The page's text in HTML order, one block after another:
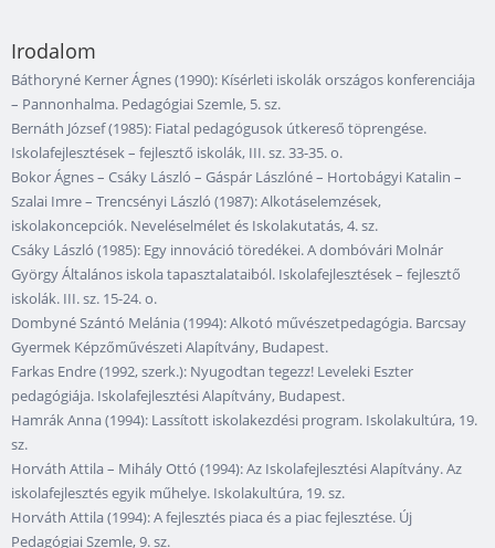
Irodalom
Báthoryné Kerner Ágnes (1990): Kísérleti iskolák országos konferenciája
– Pannonhalma. Pedagógiai Szemle, 5. sz.
Bernáth József (1985): Fiatal pedagógusok útkereső töprengése.
Iskolafejlesztések – fejlesztő iskolák, III. sz. 33-35. o.
Bokor Ágnes – Csáky László – Gáspár Lászlóné – Hortobágyi Katalin –
Szalai Imre – Trencsényi László (1987): Alkotáselemzések,
iskolakoncepciók. Neveléselmélet és Iskolakutatás, 4. sz.
Csáky László (1985): Egy innováció töredékei. A dombóvári Molnár
György Általános iskola tapasztalataiból. Iskolafejlesztések – fejlesztő
iskolák. III. sz. 15-24. o.
Dombyné Szántó Melánia (1994): Alkotó művészetpedagógia. Barcsay
Gyermek Képzőművészeti Alapítvány, Budapest.
Farkas Endre (1992, szerk.): Nyugodtan tegezz! Leveleki Eszter
pedagógiája. Iskolafejlesztési Alapítvány, Budapest.
Hamrák Anna (1994): Lassított iskolakezdési program. Iskolakultúra, 19.
sz.
Horváth Attila – Mihály Ottó (1994): Az Iskolafejlesztési Alapítvány. Az
iskolafejlesztés egyik műhelye. Iskolakultúra, 19. sz.
Horváth Attila (1994): A fejlesztés piaca és a piac fejlesztése. Új
Pedagógiai Szemle, 9. sz.